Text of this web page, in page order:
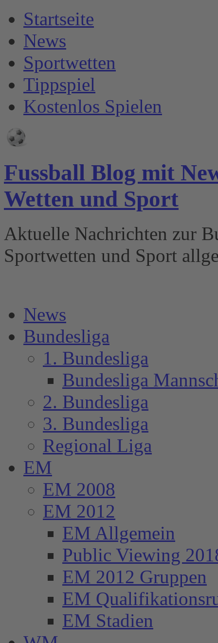
Startseite
News
Sportwetten
Tippspiel
Kostenlos Spielen
Fussball Blog mit
Wetten und Sport
Aktuelle Nachrichten zur
Sportwetten und Sport
News
Bundesliga
1. Bundesliga
Bundesliga
2. Bundesliga
3. Bundesliga
Regional Liga
EM
EM 2008
EM 2012
EM Allgemein
Public Viewing
EM 2012 Gruppen
EM
EM Stadien